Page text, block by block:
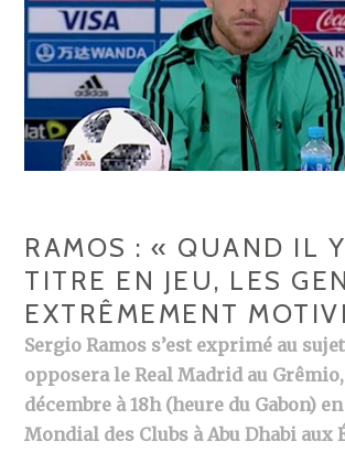
RAMOS : « QUAND IL
TITRE EN JEU, LES
EXTRÊMEMENT
Sergio Ramos s’est exprimé au
opposera le Real Madrid au Grêmio,
décembre à 18h (heure du Gabon)
Mondial des Clubs à Abu Dhabi aux